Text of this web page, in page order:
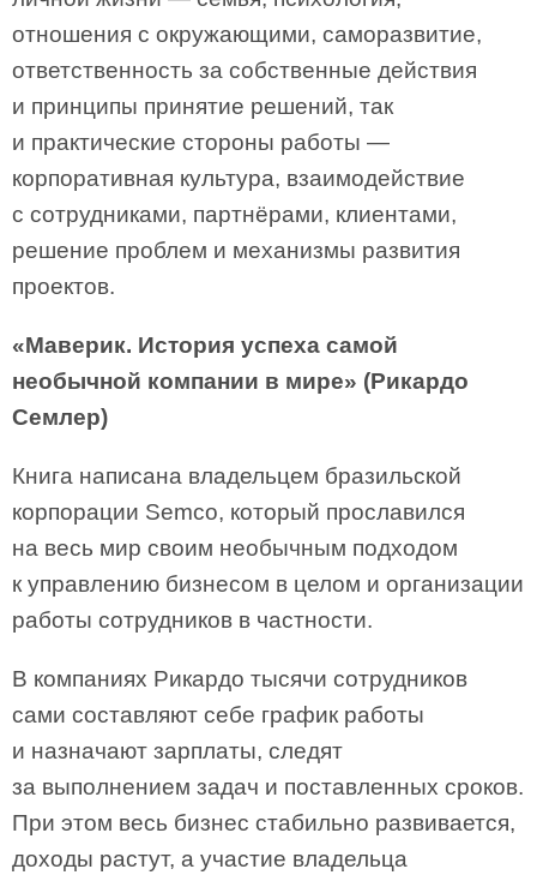
отношения с окружающими, саморазвитие,
ответственность за собственные действия
и принципы принятие решений, так
и практические стороны работы —
корпоративная культура, взаимодействие
с сотрудниками, партнёрами, клиентами,
решение проблем и механизмы развития
проектов.
«Маверик. История успеха самой
необычной компании в мире» (Рикардо
Семлер)
Книга написана владельцем бразильской
корпорации Semco, который прославился
на весь мир своим необычным подходом
к управлению бизнесом в целом и организации
работы сотрудников в частности.
В компаниях Рикардо тысячи сотрудников
сами составляют себе график работы
и назначают зарплаты, следят
за выполнением задач и поставленных сроков.
При этом весь бизнес стабильно развивается,
доходы растут, а участие владельца